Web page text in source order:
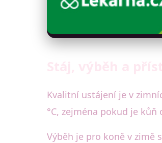
Kvalitní ustájení je v
°C, zejména pokud je
Výběh je pro koně v zimě